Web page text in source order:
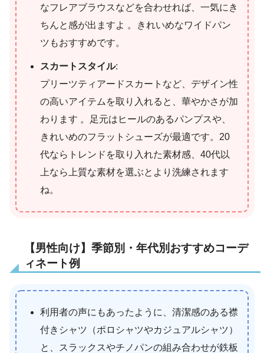
なフレアブラウスなどを合わせれば、一気にき
ちんと感が出ますよ 。きれいめなワイドパン
ツもおすすめです。
スカートスタイル:
プリーツティアードスカートなど、デザイン性
の高いアイテムを取り入れると、華やかさが加
わります 。足元はヒールのあるパンプスや、
きれいめのフラットシューズが最適です。20
代ならトレンドを取り入れた素材感、40代以
上なら上質な素材を選ぶとより洗練されます
ね。
【男性向け】季節別・年代別おすすめコーデ
ィネート例
利用者の声にもあったように、清潔感のある襟
付きシャツ（ポロシャツやカジュアルシャツ）
と、スラックスやチノパンの組み合わせが鉄板